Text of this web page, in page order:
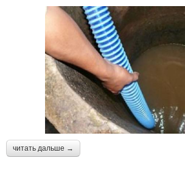
читать дальше →